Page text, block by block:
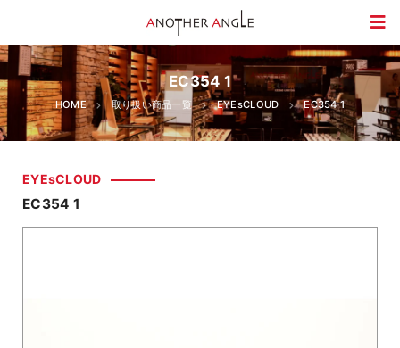
EC354 1
HOME 取り扱い商品一覧 EYEsCLOUD EC354 1
EYEsCLOUD
EC354 1